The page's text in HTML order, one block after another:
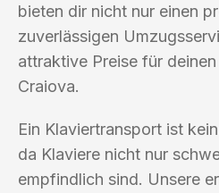
bieten dir nicht nur einen
zuverlässigen
attraktive Preise für
Craiova.
Ein Klaviertransport ist
da Klaviere nicht nur
empfindlich sind. Unsere